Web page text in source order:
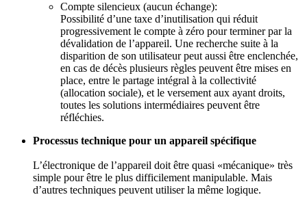
Compte silencieux (aucun échange):
Possibilité d’une taxe d’inutilisation qui réduit
progressivement le compte à zéro pour terminer par la
dévalidation de l’appareil. Une recherche suite à la
disparition de son utilisateur peut aussi être enclenchée,
en cas de décès plusieurs règles peuvent être mises en
place, entre le partage intégral à la collectivité
(allocation sociale), et le versement aux ayant droits,
toutes les solutions intermédiaires peuvent être
réfléchies.
Processus technique pour un appareil spécifique
L’électronique de l’appareil doit être quasi «mécanique» très
simple pour être le plus difficilement manipulable. Mais
d’autres techniques peuvent utiliser la même logique.